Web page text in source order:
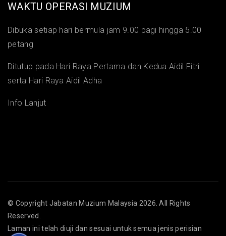
WAKTU OPERASI MUZIUM
Dibuka setiap hari bermula jam 9.00 pagi hingga 5.00
petang
Ditutup pada Hari Raya Pertama dan Kedua Aidil Fitri
serta Hari Raya Aidil Adha
Info Lanjut
© Copyright Jabatan Muzium Malaysia 2026. All Rights
Reserved.
Laman ini telah diuji dan sesuai untuk semua jenis perisian